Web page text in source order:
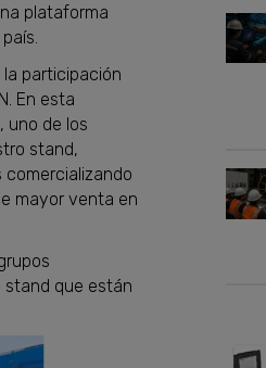
plataforma
la participación
En esta
uno de los
stand,
mayor venta en
stand que están